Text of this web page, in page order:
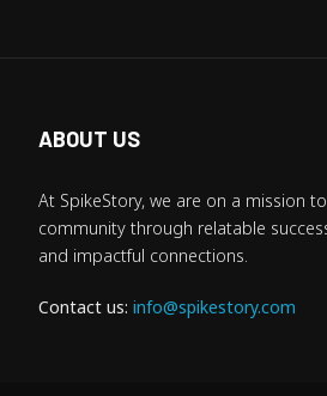
ABOUT US
At SpikeStory, we are on a mission
community through relatable
and impactful connections.
Contact us: info@spikestory.com